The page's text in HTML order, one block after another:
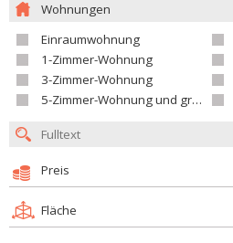
Wohnungen
Einraumwohnung
1-Zimmer-Wohnung
3-Zimmer-Wohnung
5-Zimmer-Wohnung und größer
Preis
Fläche